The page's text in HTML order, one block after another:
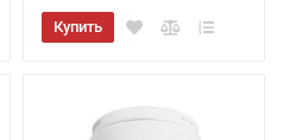
Купить